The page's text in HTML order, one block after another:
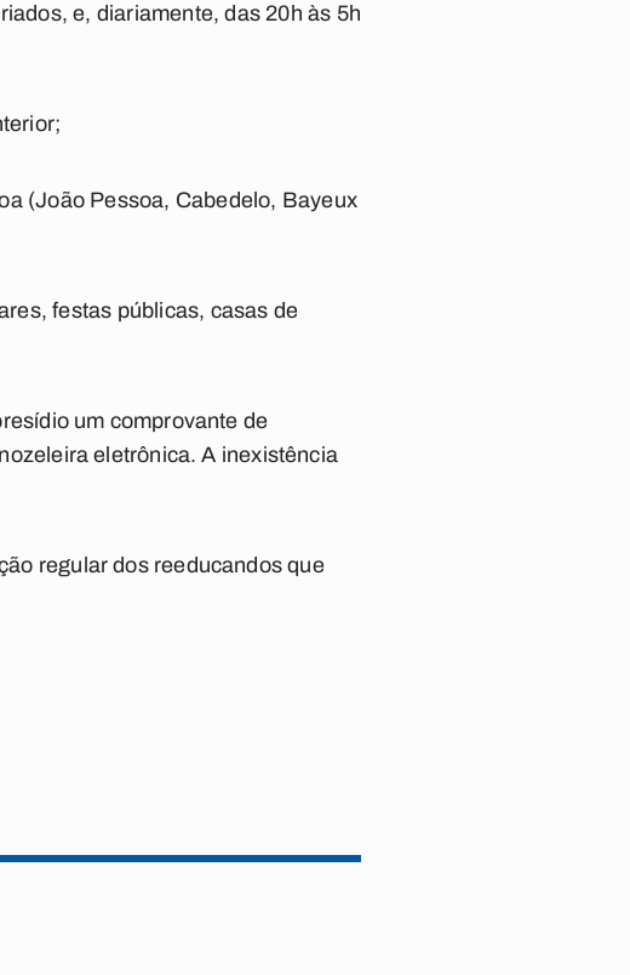
e, diariamente, das 20h às 5h
(João Pessoa, Cabedelo, Bayeux
festas públicas, casas de
um comprovante de
eletrônica. A inexistência
regular dos reeducandos que